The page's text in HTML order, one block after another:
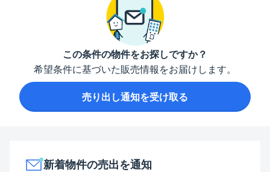
この条件の物件をお探しですか？
希望条件に基づいた販売情報をお届けします。
売り出し通知を受け取る
新着物件の売出を通知